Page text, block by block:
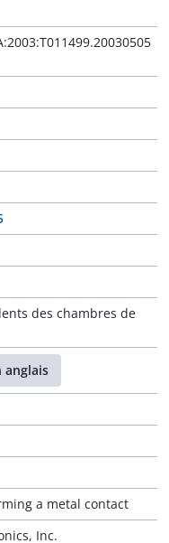
des chambres de
anglais
a metal contact
Inc.